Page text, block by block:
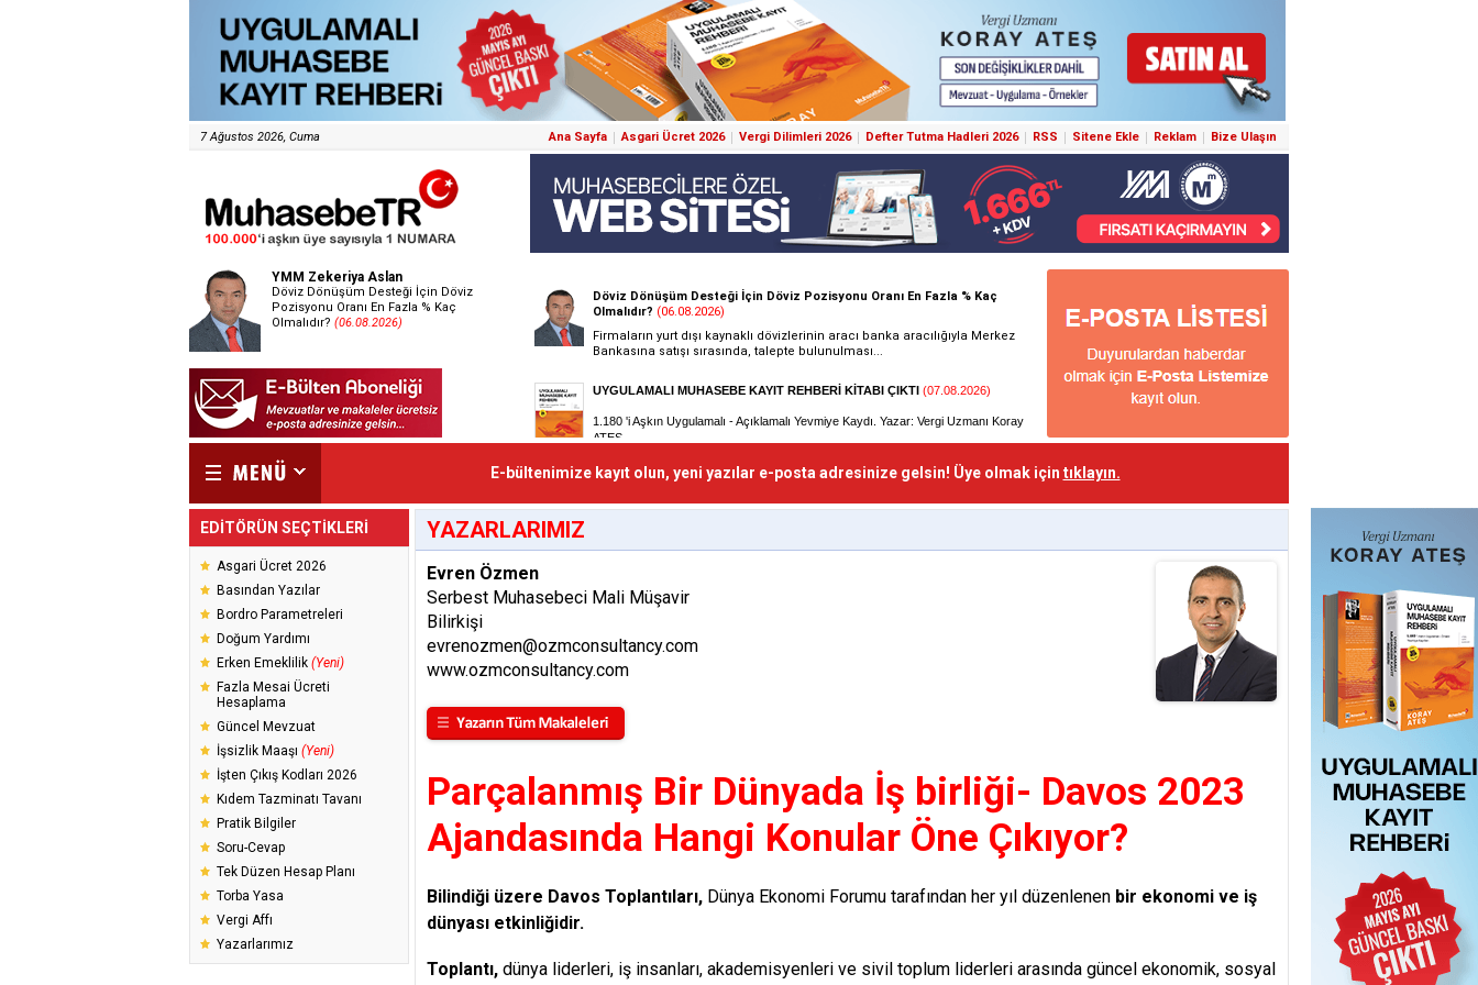
7 Ağustos 2026, Cuma Ana Sayfa Asgari Ücret 2026 Vergi Dilimleri 2026 Defter Tutma Hadleri 2026 RSS Sitene Ekle Reklam Bize Ulaşın
YMM Zekeriya Aslan
Döviz Dönüşüm Desteği İçin Döviz
Pozisyonu Oranı En Fazla % Kaç
Olmalıdır? (06.08.2026)
E-bültenimize kayıt olun, yeni yazılar e-posta adresinize gelsin! Üye olmak için tıklayın.
EDİTÖRÜN SEÇTİKLERİ
Asgari Ücret 2026
Basından Yazılar
Bordro Parametreleri
Doğum Yardımı
Erken Emeklilik (Yeni)
Fazla Mesai Ücreti
Hesaplama
Güncel Mevzuat
İşsizlik Maaşı (Yeni)
İşten Çıkış Kodları 2026
Kıdem Tazminatı Tavanı
Pratik Bilgiler
Soru-Cevap
Tek Düzen Hesap Planı
Torba Yasa
Vergi Affı
Yazarlarımız
YAZARLARIMIZ
Evren Özmen
Serbest Muhasebeci Mali Müşavir
Bilirkişi
evrenozmen@ozmconsultancy.com
www.ozmconsultancy.com
Parçalanmış Bir Dünyada İş birliği- Davos 2023
Ajandasında Hangi Konular Öne Çıkıyor?
Bilindiği üzere Davos Toplantıları, Dünya Ekonomi Forumu tarafından her yıl düzenlenen bir ekonomi ve iş
dünyası etkinliğidir.
Toplantı, dünya liderleri, iş insanları, akademisyenleri ve sivil toplum liderleri arasında güncel ekonomik, sosyal